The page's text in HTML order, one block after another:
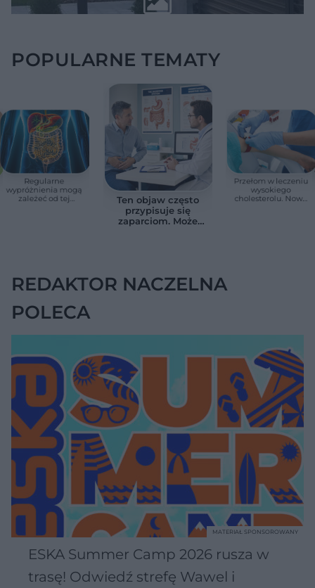
POPULARNE TEMATY
Regularne
wypróżnienia mogą
zależeć od tej
Ten objaw często
przypisuje się
zaparciom. Może
Przełom w leczeniu
wysokiego
cholesterolu. Nowa
REDAKTOR NACZELNA
POLECA
ESKA Summer Camp 2026 rusza w
trasę! Odwiedź strefę Wawel i
MATERIAŁ SPONSOROWANY